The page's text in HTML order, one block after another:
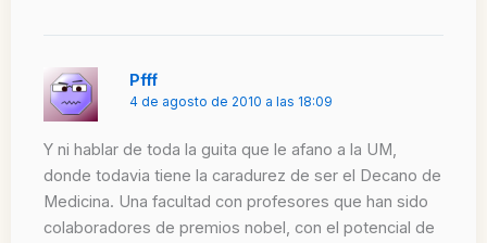
Pfff
4 de agosto de 2010 a las 18:09
Y ni hablar de toda la guita que le afano a la UM,
donde todavia tiene la caradurez de ser el Decano de
Medicina. Una facultad con profesores que han sido
colaboradores de premios nobel, con el potencial de